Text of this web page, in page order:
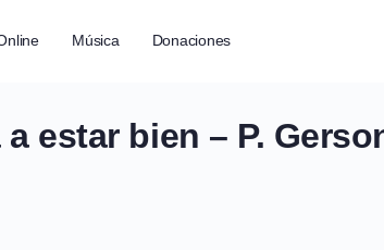
Música Donaciones
estar bien – P.